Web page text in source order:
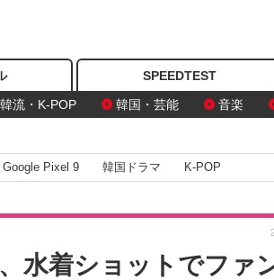
SPEEDTEST
韓流・K-POP 韓国・芸能 音楽
Google Pixel 9 韓国ドラマ K-POP
水着ショットでファ